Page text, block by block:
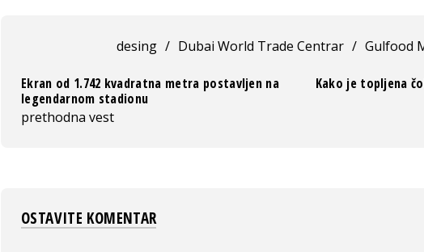
desing / Dubai World Trade Centrar / Gulfood
Ekran od 1.742 kvadratna metra postavljen na
legendarnom stadionu
prethodna vest
Kako je topljena
OSTAVITE KOMENTAR